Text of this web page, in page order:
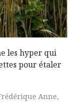
les hyper qui
pour étaler
Anne